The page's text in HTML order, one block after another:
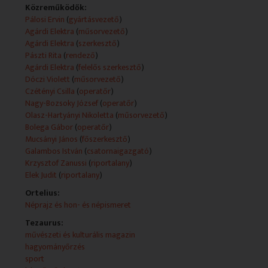
Technikai leírás:
A feltüntetett műsorkészítők köre adásonként változó.
A műsorszolgáltatói információk (Műsorszolgáltatói
ismertető) forrása változó (teletext, mediaklikk.hu).
Műsorszolgáltatói ismertető:
- Szép napot kívánok. A Rondó mai adásában
a Bolgár Kulturális Intézetből köszöntöm önöket,
ahol Ljubka Kirilova kiállítása látható.
Mai műsorunkban a kulturális témák mellett
a sportnak szenteljük figyelmünket. Tartsanak velünk.
- KRZYSZTOF ZANUSSI BUDAPESTEN
A 25. Lengyel Filmtavasz nyitóeseménye volt Kryztof
Zanussi Éter című filmjének bemutatója. A premier
Budapestre látogatott.
- PANAGIOTIS KERMANIDIS
A magyar futball a II. világháborút követően a
világélvonalhoz tartozott. A hatvanas, hetvenes
években számos görög származású játékos erősítette
Közreműködők:
Pálosi Ervin (gyártásvezető)
Agárdi Elektra (műsorvezető)
Agárdi Elektra (szerkesztő)
Pászti Rita (rendező)
Agárdi Elektra (felelős szerkesztő)
Dóczi Violett (műsorvezető)
Czétényi Csilla (operatőr)
Nagy-Bozsoky József(operatőr)
Olasz-Hartyányi Nikoletta (műsorvezető)
Bolega Gábor(operatőr)
Mucsányi János (főszerkesztő)
Galambos István (csatornaigazgató)
Krzysztof Zanussi (riportalany)
Elek Judit (riportalany)
Ortelius:
Néprajz és hon- és népismeret
Tezaurus:
művészeti és kulturális magazin
hagyományőrzés
sport